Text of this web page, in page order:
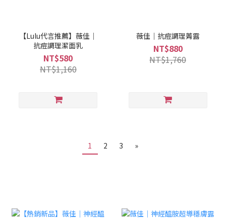
【Lulu代言推薦】薇佳｜
抗痘調理潔面乳
NT$580
NT$1,160
薇佳｜抗痘調理菁露
NT$880
NT$1,760
1 2 3 »